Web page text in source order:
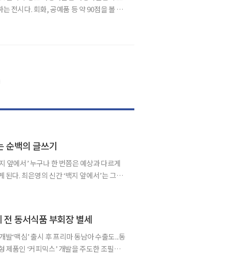
전시다. 회화, 공예품 등 약 90점을 볼 수
순백의 글쓰기
예상과 다르게
다. 최은영의 신간 ‘백지 앞에서’는 그런
전 동서식품 부회장 별세
발‘맥심’ 출시 후 프리마 동남아 수출도...동